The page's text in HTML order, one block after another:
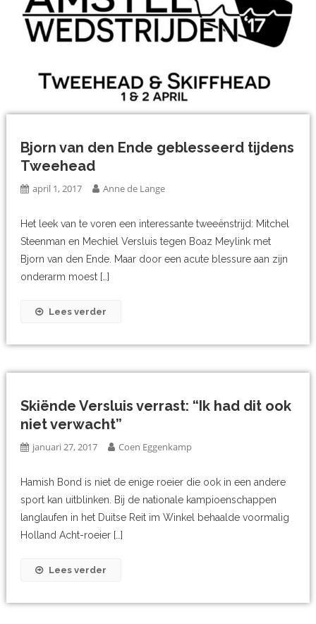
Bjorn van den Ende geblesseerd tijdens
Tweehead
april 1, 2017 Anne de Lange
Het leek van te voren een interessante tweeënstrijd: Mitchel
Steenman en Mechiel Versluis tegen Boaz Meylink met
Bjorn van den Ende. Maar door een acute blessure aan zijn
onderarm moest […]
Lees verder
Skiënde Versluis verrast: “Ik had dit ook
niet verwacht”
januari 27, 2017 Coen Eggenkamp
Hamish Bond is niet de enige roeier die ook in een andere
sport kan uitblinken. Bij de nationale kampioenschappen
langlaufen in het Duitse Reit im Winkel behaalde voormalig
Holland Acht-roeier […]
Lees verder